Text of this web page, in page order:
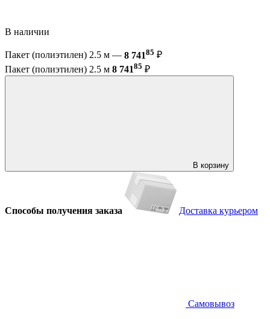
В наличии
Пакет (полиэтилен) 2.5 м — 8 74185 ₽
Пакет (полиэтилен) 2.5 м 8 74185 ₽
В корзину
Способы получения заказа Доставка курьером
Самовывоз